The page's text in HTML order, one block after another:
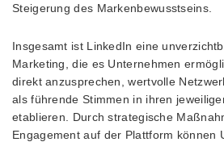
Steigerung des Markenbewusstseins.
Insgesamt ist LinkedIn eine
Marketing, die es Unternehmen
direkt anzusprechen, wertvolle
als führende Stimmen in ihren
etablieren. Durch strategische
Engagement auf der Plattform können